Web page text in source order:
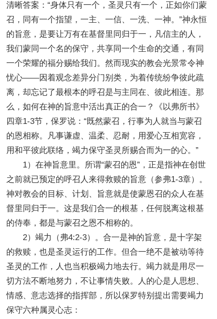
清晰答案：“身体只有一个，圣灵只有一个，正如你们蒙
召，同有一个指望，一主、一信、一洗、一神。”神永恒
的旨意，是要让万有在基督里同归于一，凡信主的人，
我们蒙同一个名的保守，共享同一个生命的交通，有同
一个荣耀的福分赐给我们。然而现实的教会光景常令神
忧心——因着观念差异分门别类，为着传统纷争彼此疏
离，却忘记了最根本的呼召是与主同在、彼此相连。那
么，如何在神的旨意中活出真正的合一？《以弗所书》
四章1-3节，保罗说：“既然蒙召，行事为人就当与蒙召
的恩相称。凡事谦虚、温柔、忍耐，用爱心互相宽容，
用和平彼此联络，竭力保守圣灵所赐合而为一的心。”
1）在神旨意里。所谓“蒙召的恩”，正是指神在创世
之前就已预定的呼召人来得救赎的旨意（参弗1-3章）。
神对教会的目标、计划、旨意就是使蒙恩召的众人在基
督里同归于一。这是我们合一的根基，任何脱离这根基
的侍奉，都是与蒙召之恩不相称的。
2）竭力（弗4:2-3）。合一是神的旨意，是十字架
的救赎，也是圣灵运行的工作。但合一绝不是被动等待
圣灵的工作，人也当积极竭力地去行。竭力就是用尽一
切方法不断地努力，不让事情失败。人的心是人思想、
情感、意志选择的指挥部，所以保罗特别提出需要竭力
保守六种属灵心志：